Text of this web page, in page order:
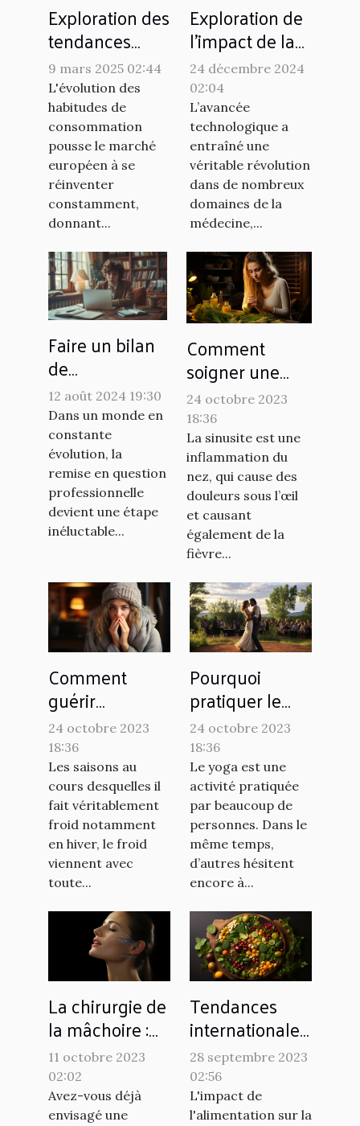
Exploration des
tendances
actuelles du
marché du
snus sans
tabac en
Europe
9 mars 2025 02:44
L'évolution des
habitudes de
consommation
pousse le marché
européen à se
réinventer
constamment,
donnant...
Exploration de
l'impact de la
fusion des
technologies
dans
l'orthopédie et
la podologie
24 décembre 2024
02:04
L’avancée
technologique a
entraîné une
véritable révolution
dans de nombreux
domaines de la
médecine,...
Faire un bilan
de
compétences
à distance :
processus et
avantages
12 août 2024 19:30
Dans un monde en
constante
évolution, la
remise en question
professionnelle
devient une étape
inéluctable...
Comment
soigner une
sinusite
naturellement ?
24 octobre 2023
18:36
La sinusite est une
inflammation du
nez, qui cause des
douleurs sous l’œil
et causant
également de la
fièvre...
Comment
guérir
rapidement la
grippe chez
soi ?
24 octobre 2023
18:36
Les saisons au
cours desquelles il
fait véritablement
froid notamment
en hiver, le froid
viennent avec
toute...
Pourquoi
pratiquer le
yoga ?
24 octobre 2023
18:36
Le yoga est une
activité pratiquée
par beaucoup de
personnes. Dans le
même temps,
d’autres hésitent
encore à...
La chirurgie de
la mâchoire :
une alternative
au
renforcement
11 octobre 2023
02:02
Avez-vous déjà
envisagé une
Tendances
internationales
: comment
différents pays
utilisent
28 septembre 2023
02:56
L'impact de
l'alimentation sur la